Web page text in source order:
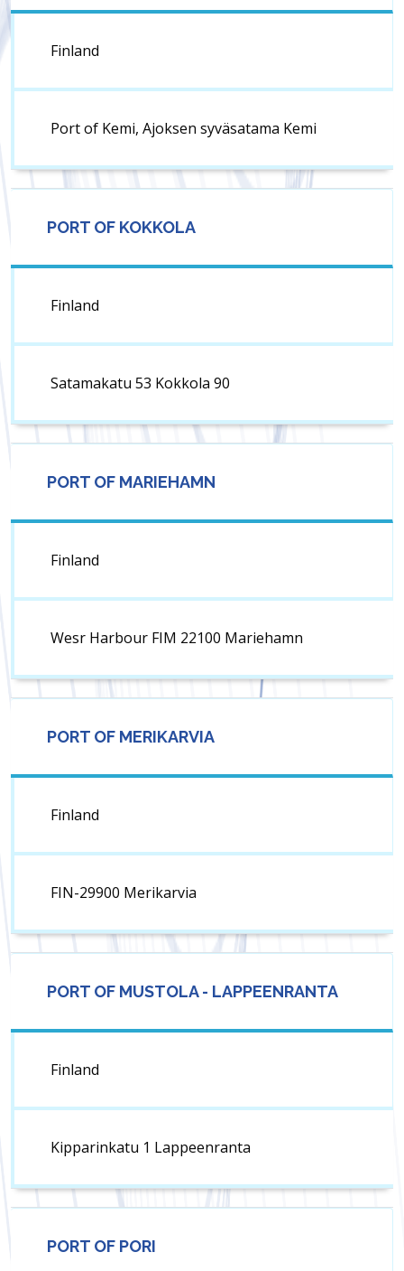
Finland
Port of Kemi, Ajoksen syväsatama Kemi
PORT OF KOKKOLA
Finland
Satamakatu 53 Kokkola 90
PORT OF MARIEHAMN
Finland
Wesr Harbour FIM 22100 Mariehamn
PORT OF MERIKARVIA
Finland
FIN-29900 Merikarvia
PORT OF MUSTOLA - LAPPEENRANTA
Finland
Kipparinkatu 1 Lappeenranta
PORT OF PORI